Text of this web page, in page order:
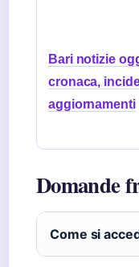
Bari notizie
cronaca,
aggiornamenti
Domande
Come si